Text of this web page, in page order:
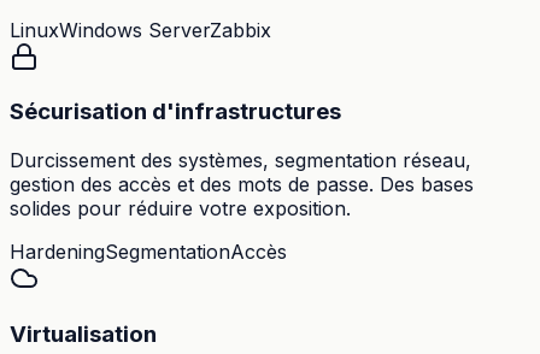
LinuxWindows ServerZabbix
Sécurisation d'infrastructures
Durcissement des systèmes, segmentation réseau,
gestion des accès et des mots de passe. Des bases
solides pour réduire votre exposition.
HardeningSegmentationAccès
Virtualisation